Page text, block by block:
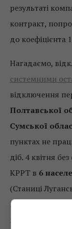
результаті
контракт,
до коефіцієнта
Нагадаємо,
системними
відключення
Полтавської
Сумської
пунктах не
діб. 4 квітня
КРРТ в 6
(Станиці
Міловому,
працюють.